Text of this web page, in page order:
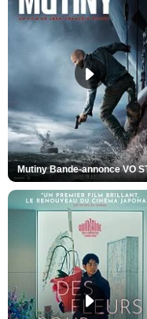
Mutiny Bande-annonce VO